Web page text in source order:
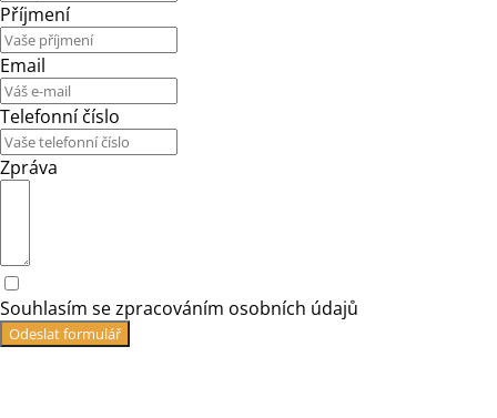
Příjmení
Email
Telefonní číslo
Zpráva
Souhlasím se zpracováním osobních údajů
Odeslat formulář